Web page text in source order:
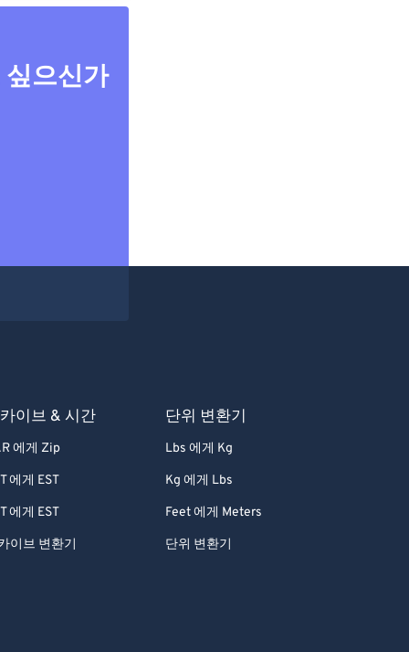
으신가
이브 & 시간
에게 Zip
에게 EST
에게 EST
이브 변환기
단위 변환기
Lbs 에게 Kg
Kg 에게 Lbs
Feet 에게 Meters
단위 변환기